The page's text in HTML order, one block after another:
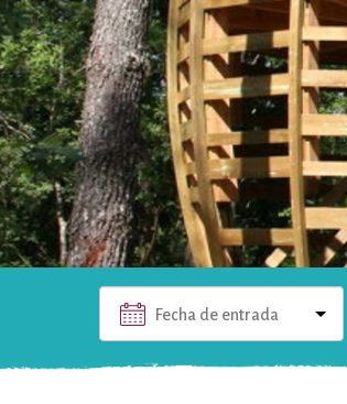
Fecha de entrada